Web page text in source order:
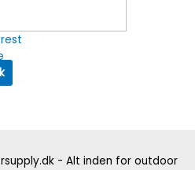
- Alt inden for outdoor